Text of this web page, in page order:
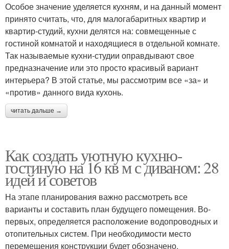
Особое значение уделяется кухням, и на данный момент
принято считать, что, для малогабаритных квартир и
квартир-студий, кухни делятся на: совмещенные с
гостиной комнатой и находящиеся в отдельной комнате.
Так называемые кухни-студии оправдывают свое
предназначение или это просто красивый вариант
интерьера? В этой статье, мы рассмотрим все «за» и
«против» данного вида кухонь.
читать дальше →
Как создать уютную кухню-
гостиную на 16 кв м с диваном: 28
идей и советов
На этапе планирования важно рассмотреть все
варианты и составить план будущего помещения. Во-
первых, определяется расположение водопроводных и
отопительных систем. При необходимости место
перемещения конструкции будет обозначено.